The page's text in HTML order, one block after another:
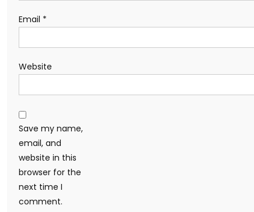
Email *
Website
Save my name,
email, and
website in this
browser for the
next time I
comment.